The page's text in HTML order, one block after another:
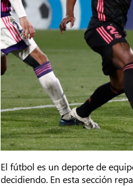
El fútbol es un deporte de
decidiendo. En esta sección